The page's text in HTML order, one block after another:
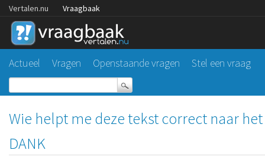
Vertalen.nu Vraagbaak
Actueel Vragen Openstaande vragen Stel een vraag
Wie helpt me deze tekst correct naar
DANK